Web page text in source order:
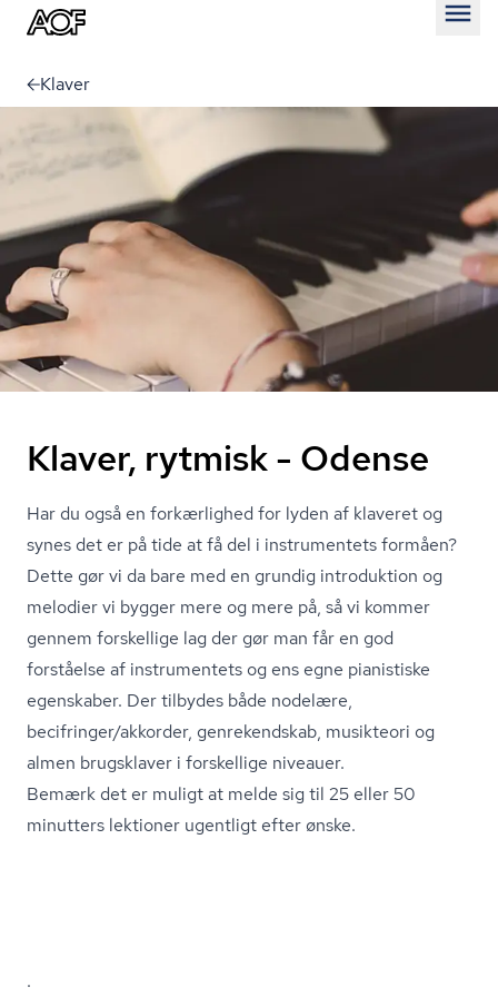
Klaver
Klaver, rytmisk - Odense
Har du også en forkærlighed for lyden af klaveret og
synes det er på tide at få del i instrumentets formåen?
Dette gør vi da bare med en grundig introduktion og
melodier vi bygger mere og mere på, så vi kommer
gennem forskellige lag der gør man får en god
forståelse af instrumentets og ens egne pianistiske
egenskaber. Der tilbydes både nodelære,
becifringer/akkorder, genrekendskab, musikteori og
almen brugsklaver i forskellige niveauer.
Bemærk det er muligt at melde sig til 25 eller 50
minutters lektioner ugentligt efter ønske.
.